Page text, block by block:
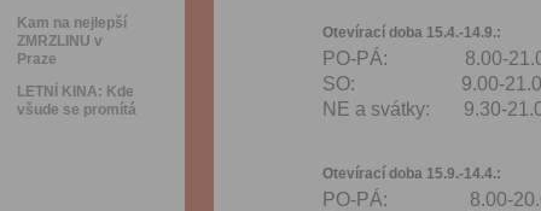
Kam na nejlepší
ZMRZLINU v
Praze
LETNÍ KINA: Kde
všude se promítá
Otevírací doba 15.4.-14.9.:
PO-PÁ: 8.00-
SO: 9.00-
NE a svátky: 9.30-
Otevírací doba 15.9.-14.4.:
PO-PÁ: 8.00-